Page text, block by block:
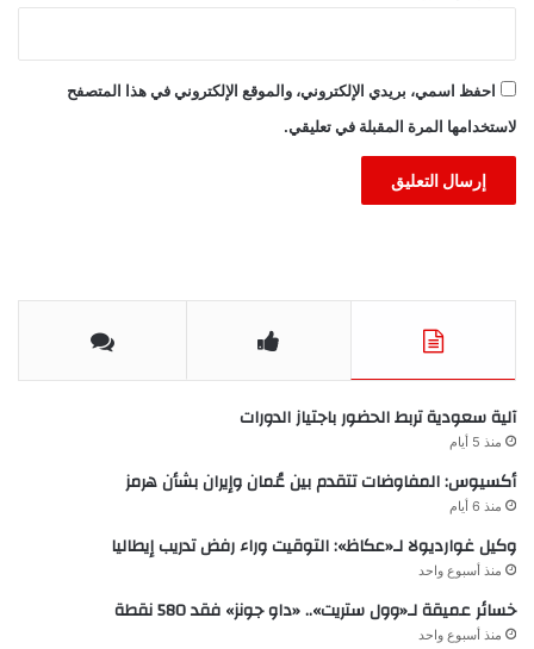
احفظ اسمي، بريدي الإلكتروني، والموقع الإلكتروني في هذا المتصفح
لاستخدامها المرة المقبلة في تعليقي.
آلية سعودية تربط الحضور باجتياز الدورات
منذ 5 أيام
أكسيوس: المفاوضات تتقدم بين عُمان وإيران بشأن هرمز
منذ 6 أيام
وكيل غوارديولا لـ«عكاظ»: التوقيت وراء رفض تدريب إيطاليا
منذ أسبوع واحد
خسائر عميقة لـ«وول ستريت».. «داو جونز» فقد 580 نقطة
منذ أسبوع واحد